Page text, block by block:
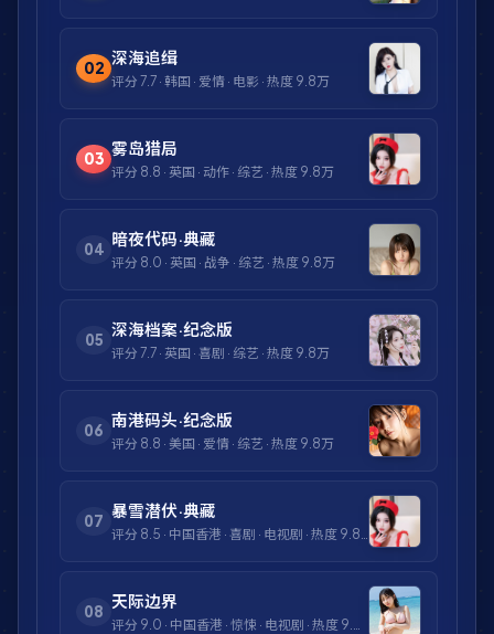
02
深海追缉
评分 7.7 · 韩国 · 爱情 · 电影 · 热度 9.8万
03
雾岛猎局
评分 8.8 · 英国 · 动作 · 综艺 · 热度 9.8万
04
暗夜代码·典藏
评分 8.0 · 英国 · 战争 · 综艺 · 热度 9.8万
05
深海档案·纪念版
评分 7.7 · 英国 · 喜剧 · 综艺 · 热度 9.8万
06
南港码头·纪念版
评分 8.8 · 美国 · 爱情 · 综艺 · 热度 9.8万
07
暴雪潜伏·典藏
评分 8.5 · 中国香港 · 喜剧 · 电视剧 · 热度 9.8万
08
天际边界
评分 9.0 · 中国香港 · 惊悚 · 电视剧 · 热度 9.8万